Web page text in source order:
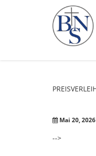
Mai 20, 2026
-->